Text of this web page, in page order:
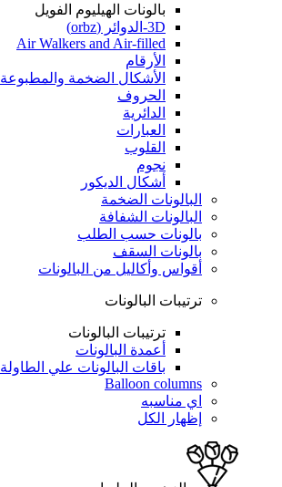
بالونات الهيليوم الفويل
3D-الدوائر (orbz)
Air Walkers and Air-filled
الأرقام
الأشكال الضخمة والمطبوعة
الحروف
الدائرية
العبارات
القلوب
نجوم
أشكال الديكور
البالونات الضخمة
البالونات الشفافة
بالونات حسب الطلب
بالونات السقف
أقواس وأكاليل من البالونات
ترتيبات البالونات
ترتيبات البالونات
أعمدة البالونات
باقات البالونات علي الطاولة
Balloon columns
اي مناسبه
إظهار الكل